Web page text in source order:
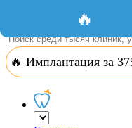
Добавить организацию
🔥 Имплантация за
🔥